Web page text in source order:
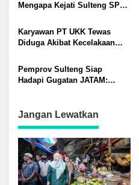
Mengapa Kejati Sulteng SP3
Dorong Kejagung Ambil Alih
Karyawan PT UKK Tewas
Diduga Akibat Kecelakaan
Anak yang Masih TK
Pemprov Sulteng Siap
Hadapi Gugatan JATAM:
B3 PT QMB dan Berkah
Morowali Sejahtera
Jangan Lewatkan